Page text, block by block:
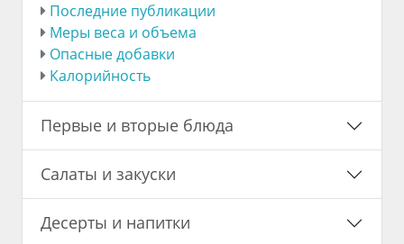
Последние публикации
Меры веса и объема
Опасные добавки
Калорийность
Первые и вторые блюда
Салаты и закуски
Десерты и напитки